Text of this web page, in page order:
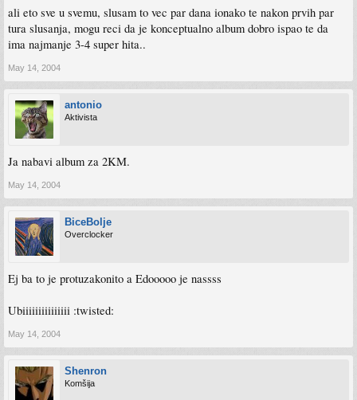
ali eto sve u svemu, slusam to vec par dana ionako te nakon prvih par
tura slusanja, mogu reci da je konceptualno album dobro ispao te da
ima najmanje 3-4 super hita..
May 14, 2004
antonio
Aktivista
Ja nabavi album za 2KM.
May 14, 2004
BiceBolje
Overclocker
Ej ba to je protuzakonito a Edooooo je nassss
Ubiiiiiiiiiiiiiii :twisted:
May 14, 2004
Shenron
Komšija